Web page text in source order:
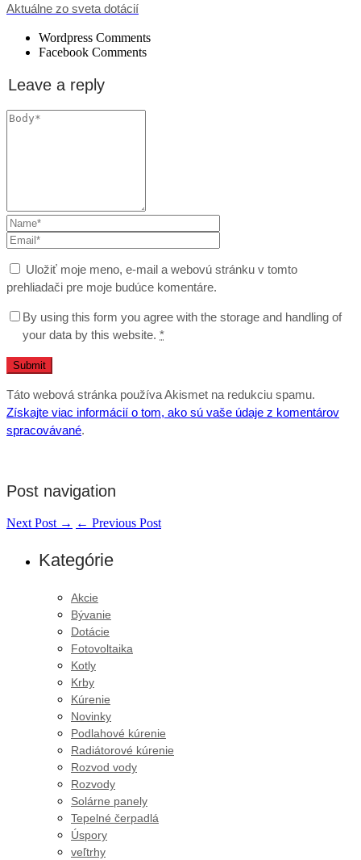
Aktuálne zo sveta dotácií
Wordpress Comments
Facebook Comments
Leave a reply
Uložiť moje meno, e-mail a webovú stránku v tomto
prehliadači pre moje budúce komentáre.
By using this form you agree with the storage and handling of
your data by this website. *
Táto webová stránka používa Akismet na redukciu spamu.
Získajte viac informácií o tom, ako sú vaše údaje z komentárov
spracovávané.
Post navigation
Next Post → ← Previous Post
Kategórie
Akcie
Bývanie
Dotácie
Fotovoltaika
Kotly
Krby
Kúrenie
Novinky
Podlahové kúrenie
Radiátorové kúrenie
Rozvod vody
Rozvody
Solárne panely
Tepelné čerpadlá
Úspory
veľtrhy